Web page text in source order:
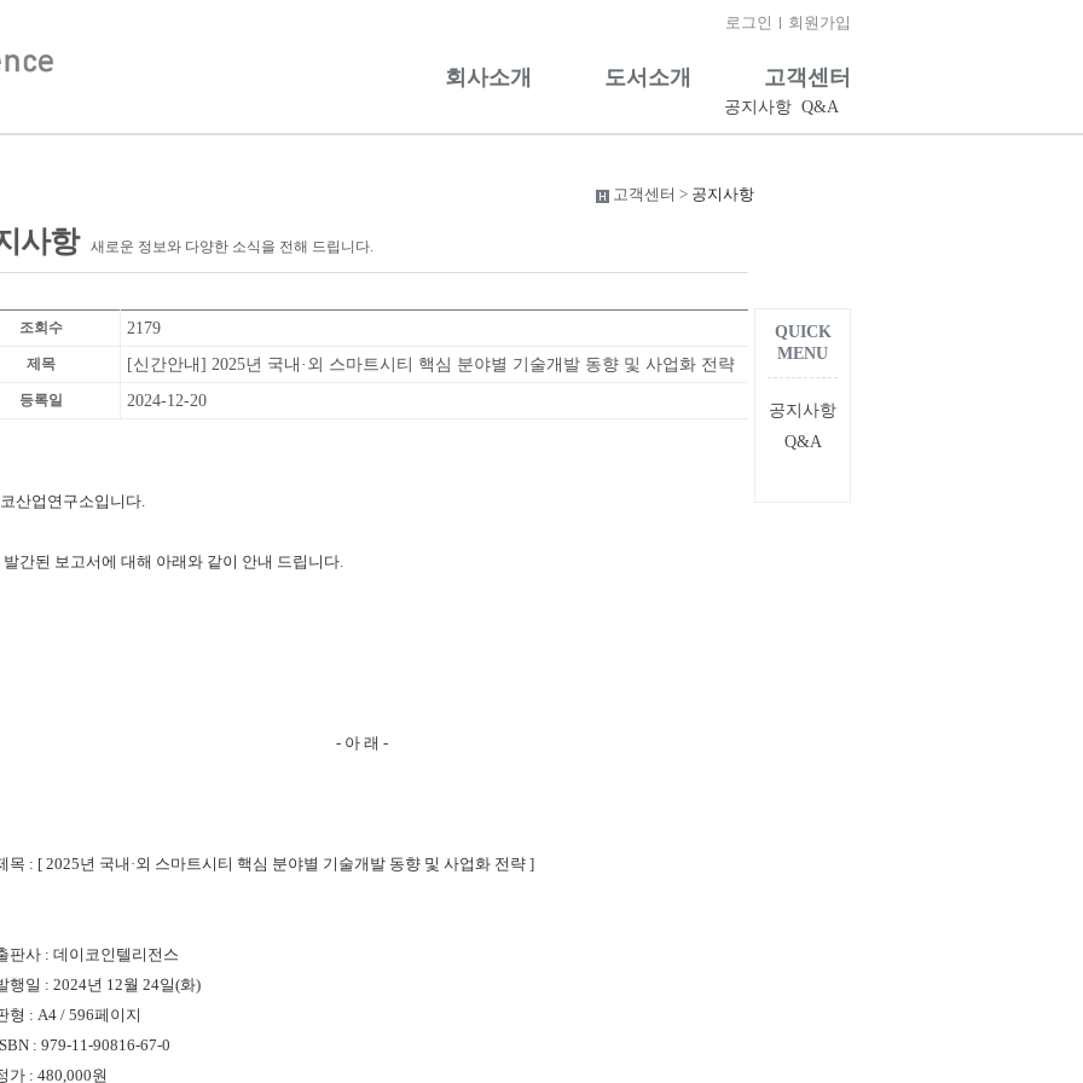
로그인 회원가입
회사소개 도서소개 고객센터
공지사항 Q&A
고객센터 > 공지사항
사항 새로운 정보와 다양한 소식을 전해 드립니다.
조회수 2179
제목 [신간안내] 2025년 국내·외 스마트시티 핵심 분야별 기술개발 동향 및 사업화 전략
등록일 2024-12-20
산업연구소입니다.
발간된 보고서에 대해 아래와 같이 안내 드립니다.
- 아 래 -
: [ 2025년 국내·외 스마트시티 핵심 분야별 기술개발 동향 및 사업화 전략 ]
판사 : 데이코인텔리전스
행일 : 2024년 12월 24일(화)
형 : A4 / 596페이지
: 979-11-90816-67-0
: 480,000원
QUICK
MENU
공지사항
Q&A